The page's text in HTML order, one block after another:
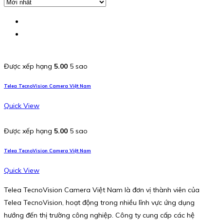
Được xếp hạng 5.00 5 sao
Telea TecnoVision Camera Việt Nam
Quick View
Được xếp hạng 5.00 5 sao
Telea TecnoVision Camera Việt Nam
Quick View
Telea TecnoVision Camera Việt Nam là đơn vị thành viên của
Telea TecnoVision, hoạt động trong nhiều lĩnh vực ứng dụng
hướng đến thị trường công nghiệp. Công ty cung cấp các hệ